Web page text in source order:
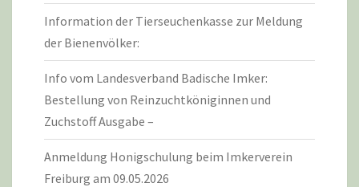
Information der Tierseuchenkasse zur Meldung
der Bienenvölker:
Info vom Landesverband Badische Imker:
Bestellung von Reinzuchtköniginnen und
Zuchstoff Ausgabe –
Anmeldung Honigschulung beim Imkerverein
Freiburg am 09.05.2026